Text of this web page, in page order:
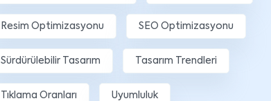
Resim Optimizasyonu SEO Optimizasyonu
Sürdürülebilir Tasarım Tasarım Trendleri
Tıklama Oranları Uyumluluk